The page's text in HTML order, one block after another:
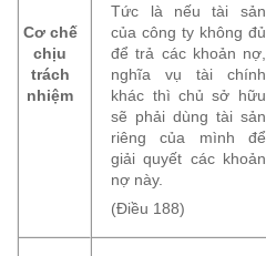
Cơ chế
chịu
trách
nhiệm
Tức là nếu tài sản
của công ty không đủ
để trả các khoản nợ,
nghĩa vụ tài chính
khác thì chủ sở hữu
sẽ phải dùng tài sản
riêng của mình để
giải quyết các khoản
nợ này.
(Điều 188)